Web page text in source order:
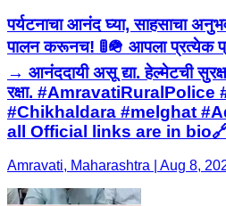
पर्यटनाचा आनंद घ्या, साहसाचा
पालन करूनच! 🚦🪖 आपला प्रत्येक
→ आनंददायी असू द्या. हेल्मेटची
रक्षा.
#Chikhaldara #melghat
all Official links are in
Amravati, Maharashtra | Aug 8,